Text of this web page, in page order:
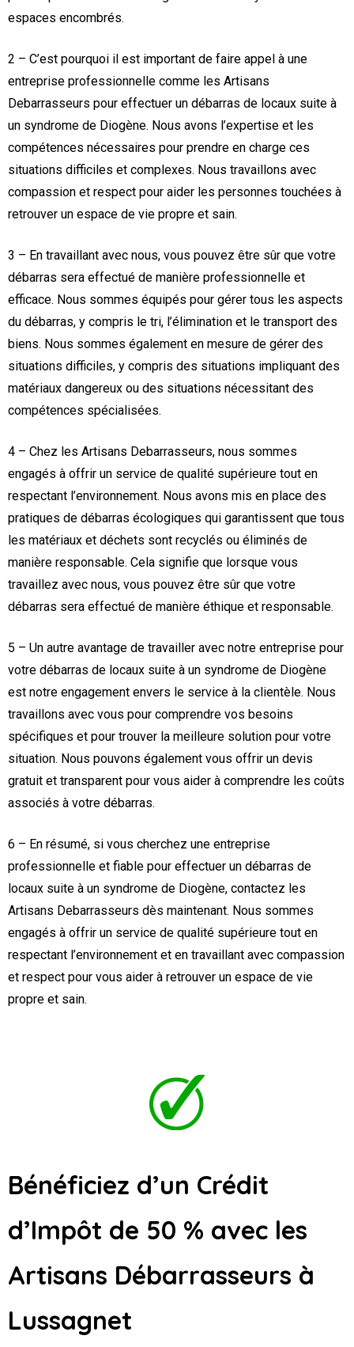
espaces encombrés.
2 – C’est pourquoi il est important de faire appel à une
entreprise professionnelle comme les Artisans
Debarrasseurs pour effectuer un débarras de locaux suite à
un syndrome de Diogène. Nous avons l’expertise et les
compétences nécessaires pour prendre en charge ces
situations difficiles et complexes. Nous travaillons avec
compassion et respect pour aider les personnes touchées à
retrouver un espace de vie propre et sain.
3 – En travaillant avec nous, vous pouvez être sûr que votre
débarras sera effectué de manière professionnelle et
efficace. Nous sommes équipés pour gérer tous les aspects
du débarras, y compris le tri, l’élimination et le transport des
biens. Nous sommes également en mesure de gérer des
situations difficiles, y compris des situations impliquant des
matériaux dangereux ou des situations nécessitant des
compétences spécialisées.
4 – Chez les Artisans Debarrasseurs, nous sommes
engagés à offrir un service de qualité supérieure tout en
respectant l’environnement. Nous avons mis en place des
pratiques de débarras écologiques qui garantissent que tous
les matériaux et déchets sont recyclés ou éliminés de
manière responsable. Cela signifie que lorsque vous
travaillez avec nous, vous pouvez être sûr que votre
débarras sera effectué de manière éthique et responsable.
5 – Un autre avantage de travailler avec notre entreprise pour
votre débarras de locaux suite à un syndrome de Diogène
est notre engagement envers le service à la clientèle. Nous
travaillons avec vous pour comprendre vos besoins
spécifiques et pour trouver la meilleure solution pour votre
situation. Nous pouvons également vous offrir un devis
gratuit et transparent pour vous aider à comprendre les coûts
associés à votre débarras.
6 – En résumé, si vous cherchez une entreprise
professionnelle et fiable pour effectuer un débarras de
locaux suite à un syndrome de Diogène, contactez les
Artisans Debarrasseurs dès maintenant. Nous sommes
engagés à offrir un service de qualité supérieure tout en
respectant l’environnement et en travaillant avec compassion
et respect pour vous aider à retrouver un espace de vie
propre et sain.
Bénéficiez d’un Crédit
d’Impôt de 50 % avec les
Artisans Débarrasseurs à
Lussagnet